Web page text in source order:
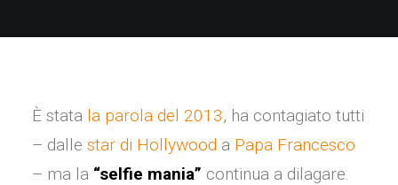
È stata la parola del 2013, ha contagiato tutti
– dalle star di Hollywood a Papa Francesco
– ma la “selfie mania” continua a dilagare.